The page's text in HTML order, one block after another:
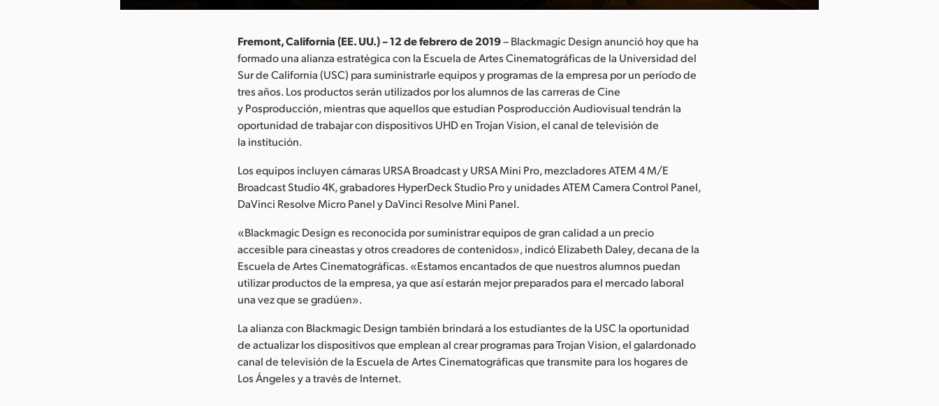
Fremont, California (EE. UU.) – 12 de febrero de 2019– Blackmagic Design anunció hoy que ha
formado una alianza estratégica con la Escuela de Artes Cinematográficas de la Universidad del
Sur de California (USC) para suministrarle equipos y programas de la empresa por un período de
tres años. Los productos serán utilizados por los alumnos de las carreras de Cine
y Posproducción, mientras que aquellos que estudian Posproducción Audiovisual tendrán la
oportunidad de trabajar con dispositivos UHD en Trojan Vision, el canal de televisión de
la institución.
Los equipos incluyen cámaras URSA Broadcast y URSA Mini Pro, mezcladores ATEM 4 M/E
Broadcast Studio 4K, grabadores HyperDeck Studio Pro y unidades ATEM Camera Control Panel,
DaVinci Resolve Micro Panel y DaVinci Resolve Mini Panel.
«Blackmagic Design es reconocida por suministrar equipos de gran calidad a un precio
accesible para cineastas y otros creadores de contenidos», indicó Elizabeth Daley, decana de la
Escuela de Artes Cinematográficas. «Estamos encantados de que nuestros alumnos puedan
utilizar productos de la empresa, ya que así estarán mejor preparados para el mercado laboral
una vez que se gradúen».
La alianza con Blackmagic Design también brindará a los estudiantes de la USC la oportunidad
de actualizar los dispositivos que emplean al crear programas para Trojan Vision, el galardonado
canal de televisión de la Escuela de Artes Cinematográficas que transmite para los hogares de
Los Ángeles y a través de Internet.